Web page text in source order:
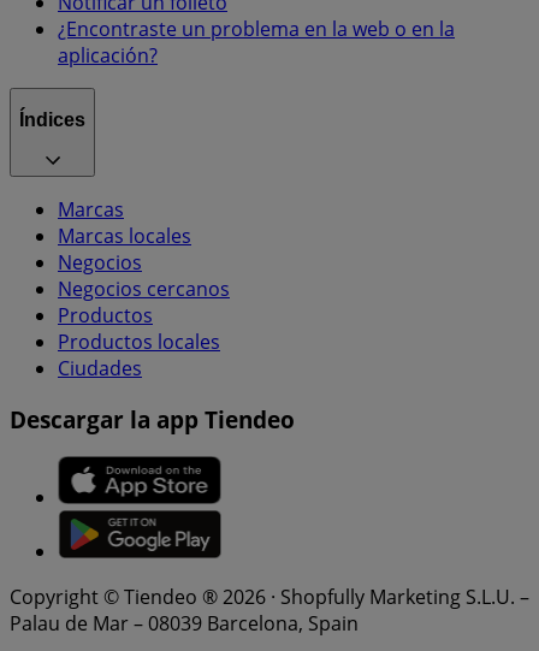
¿Encontraste un problema en la web o en la
aplicación?
Índices
Marcas
Marcas locales
Negocios
Negocios cercanos
Productos
Productos locales
Ciudades
Descargar la app Tiendeo
Copyright © Tiendeo ® 2026 · Shopfully Marketing S.L.U. –
Palau de Mar – 08039 Barcelona, Spain